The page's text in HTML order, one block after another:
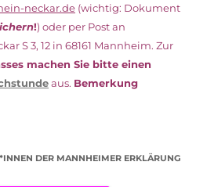
neckar.de (wichtig: Dokument
!) oder per Post an
S 3, 12 in 68161 Mannheim. Zur
machen Sie bitte einen
aus. Bemerkung
DER MANNHEIMER ERKLÄRUNG